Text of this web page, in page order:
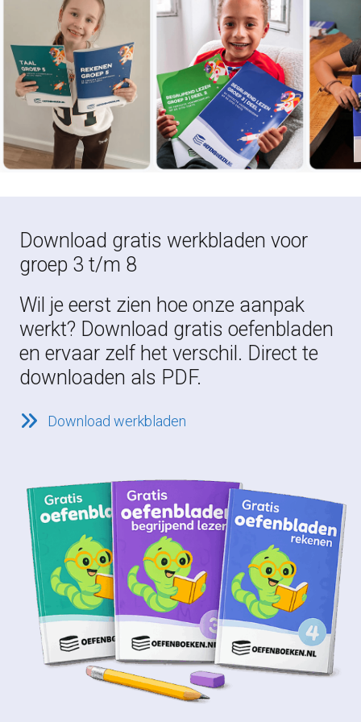
Download gratis werkbladen voor
groep 3 t/m 8
Wil je eerst zien hoe onze aanpak
werkt? Download gratis oefenbladen
en ervaar zelf het verschil. Direct te
downloaden als PDF.
Download werkbladen